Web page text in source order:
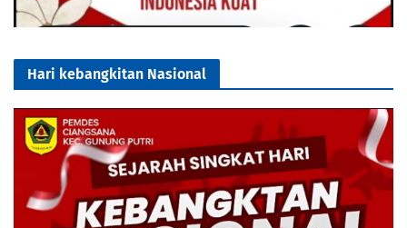
Hari kebangkitan Nasional